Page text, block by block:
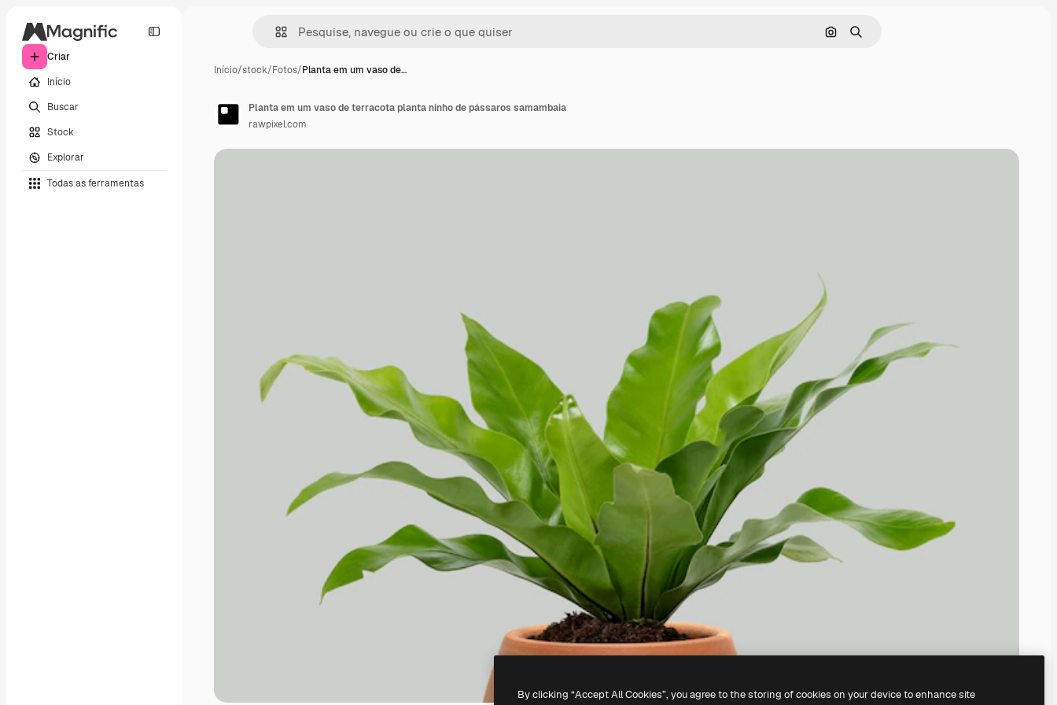
Criar
Início
Buscar
Stock
Explorar
Todas as ferramentas
Pesquisar por imagem
Buscar
Início/stock/Fotos/Planta em um vaso de…
Planta em um vaso de terracota planta ninho de pássaros samambaia
rawpixel.com
By clicking “Accept All Cookies”, you agree to the storing of cookies on your device to enhance site